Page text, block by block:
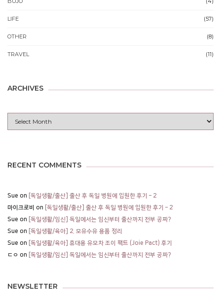
LIFE (57)
OTHER (8)
TRAVEL (11)
ARCHIVES
Archives
RECENT COMMENTS
Sue on
[독일생활/출산] 출산 후 독일 병원에 입원한 후기 – 2
마이크로비 on
[독일생활/출산] 출산 후 독일 병원에 입원한 후기 – 2
Sue on
[독일생활/임신] 독일에서는 임신부터 출산까지 전부 공짜?
Sue on
[독일생활/육아] 2. 모유수유 용품 정리
Sue on
[독일생활/육아] 휴대용 유모차 조이 팩트 (Joie Pact) 후기
ㄷㅇ on [독일생활/임신] 독일에서는 임신부터 출산까지 전부 공짜?
NEWSLETTER